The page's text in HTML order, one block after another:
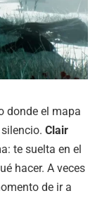
donde el mapa
Clair
te suelta en el
hacer. A veces
de ir a